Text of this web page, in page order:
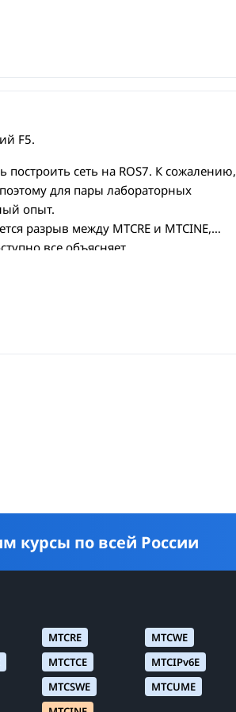
F5.
построить сеть на ROS7. К сожалению,
для пары лабораторных
опыт.
разрыв между MTCRE и MTCINE,
все объясняет.
где-то поработать/
обменялись опытом :)
курсы по всей России
MTCRE
MTCWE
MTCTCE
MTCIPv6E
MTCSWE
MTCUME